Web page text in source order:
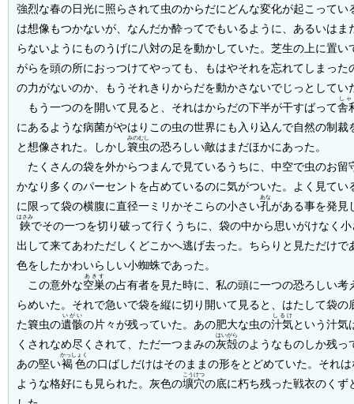
強烈な春の日光に照らされて虫のからだにどんな変化が起こってい
は想像もつかないが、なんだか酔ってでもいるように、あるいはま
らないようにものうげに八対の足を動かしていた。芝生の上に置い
がらを頭の所におっつけてやっても、もはやそれを忘れてしまった
の力がないのか、もうそれきりからだを動かさないでじっとしてい
もう一つのを開いて見ると、それはからだの下半が干すばって舎
しゃ
にあるような病菌がやはりこの虫の世界にも入り込んで自然の制裁
と想像された。しかし簔虫
みのむし
の恐ろしい敵はまだほかにあった。
たくさんの袋を外からつまんで見ているうちに、中空で虫のお留
かなり多くのパーセントを占めているのに気がついた。よく見てい
に限って袋の横腹に直径一ミリかそこらの小さい孔
あな
がある事を発見
鋏
はさみ
でその一つを切り破って行くうちに、袋の中から思いがけなく
出して来てあわただしくどこかへ逃げ去った。ちらりと見ただけで
色をしたかわいらしい小蜘蛛であった。
この意外な空巣
あきす
の占有者を見た時に、私の頭に一つの恐ろしい考
らめいた。それで急いで袋を縦に切り開いて見ると、はたして袋の
た簔虫の遺骸
いがい
の片々が残っていた。あの肥大な虫の汁気
しるけ
という汁気
くされなめ尽くされて、ただ一つまみの灰殻
はいがら
のようなものしか残っ
あの堅い褐色
かっしょく
の口ばしだけはそのままの形をとどめていた。それ
ような格好にも見られた。灰色の壙穴
こうけつ
の底に朽ち残った戦衣のくず